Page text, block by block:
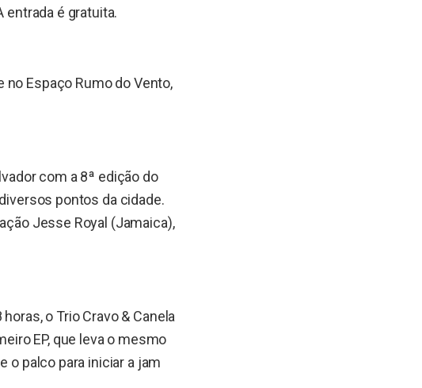
entrada é gratuita.
Espaço Rumo do Vento,
com a 8ª edição do
pontos da cidade.
Jesse Royal (Jamaica),
o Trio Cravo & Canela
EP, que leva o mesmo
o palco para iniciar a jam